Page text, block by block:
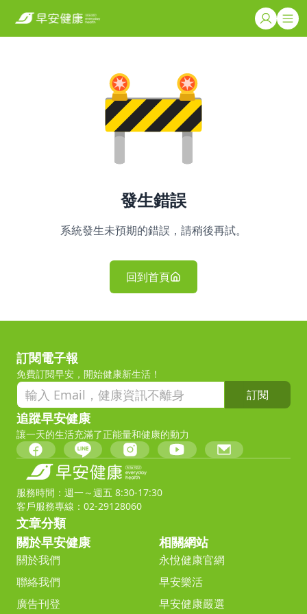
發生錯誤
系統發生未預期的錯誤，請稍後再試。
回到首頁
訂閱電子報
免費訂閱早安，開始健康新生活！
訂閱
追蹤早安健康
讓一天的生活充滿了正能量和健康的動力
服務時間：週一～週五 8:30-17:30
客戶服務專線：02-29128060
文章分類
關於早安健康
關於我們
聯絡我們
廣告刊登
相關網站
永悅健康官網
早安樂活
早安健康嚴選